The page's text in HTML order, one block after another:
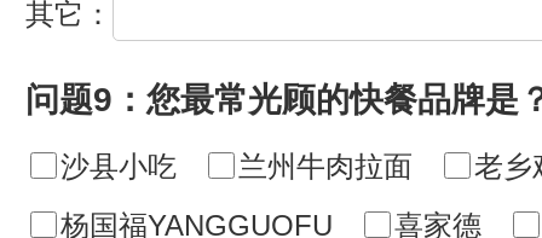
其它：
问题9：您最常光顾的快餐品牌是
沙县小吃 兰州牛肉拉面
老乡
杨国福YANGGUOFU
喜家德